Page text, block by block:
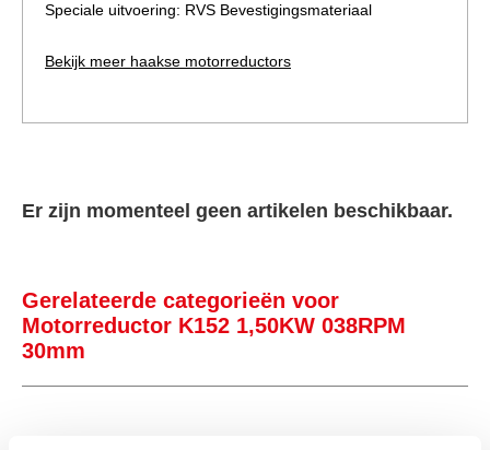
Speciale uitvoering: RVS Bevestigingsmateriaal
Bekijk meer haakse motorreductors
Er zijn momenteel geen artikelen beschikbaar.
Gerelateerde categorieën voor
Motorreductor K152 1,50KW 038RPM
30mm